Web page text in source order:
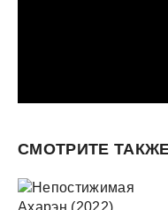
СМОТРИТЕ